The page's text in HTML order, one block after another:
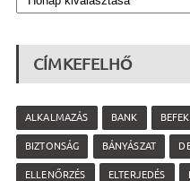
CÍMKEFELHŐ
ALKALMAZÁS BANK
BIZTONSÁG BÁNYÁSZAT
ELLENŐRZÉS ELTERJEDÉS